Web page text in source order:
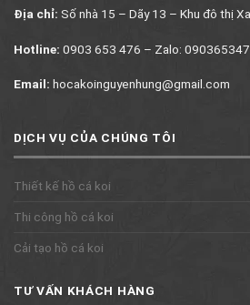
Địa chỉ: Số nhà 15 – Dãy 13 – Khu đô thị
Hotline: 0903 653 476 – Zalo:
Email: hocakoinguyenhung@gmail.com
DỊCH VỤ CỦA CHÚNG TÔI
Thiết kế hồ cá koi
Thi công hồ cá koi
Cải tạo hồ cá koi
TƯ VẤN KHÁCH HÀNG